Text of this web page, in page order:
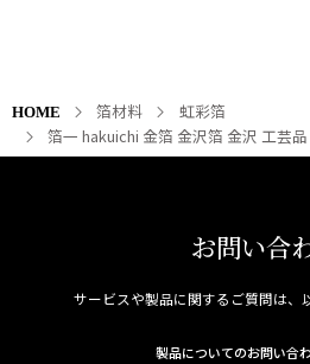
HOME 箔材料
虹彩箔
箔一 hakuichi 金箔 金沢箔 金沢 工芸
お問い合
サービスや製品に関するご質問は、
製品についてのお問い合